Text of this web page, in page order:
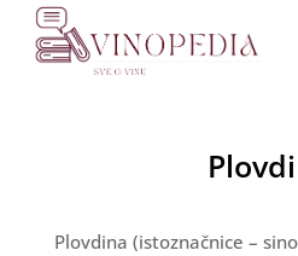
Plovdina (istoznačnice –